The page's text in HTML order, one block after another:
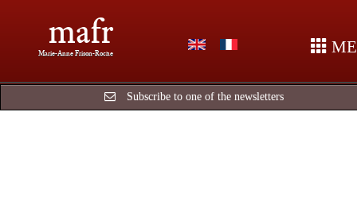
mafr
Marie-Anne Frison-Roche
Subscribe to one of the newsletters